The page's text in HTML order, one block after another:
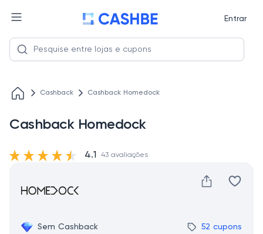
Entrar
Cashback Cashback Homedock
Cashback Homedock
Sem Cashback 52 cupons
4.1 43 avaliações